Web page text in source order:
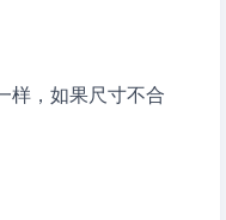
样，如果尺寸不合